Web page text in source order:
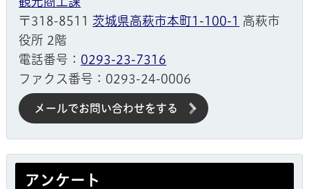
〒318-8511 茨城県高萩市本町1-100-1 高萩市
役所 2階
電話番号： 0293-23-7316
ファクス番号：0293-24-0006
メールでお問い合わせをする
アンケート